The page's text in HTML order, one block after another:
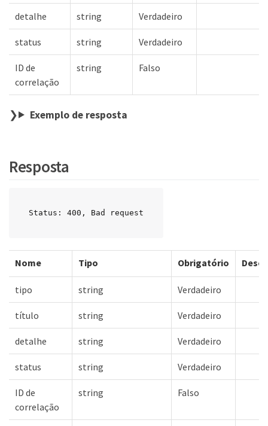
detalhe string Verdadeiro
status string Verdadeiro
ID de
correlação
string Falso
Exemplo de resposta
Resposta
Status: 400, Bad request
Nome Tipo Obrigatório
tipo string Verdadeiro
título string Verdadeiro
detalhe string Verdadeiro
status string Verdadeiro
ID de
correlação
string Falso